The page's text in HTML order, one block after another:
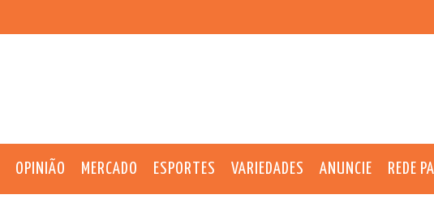
OPINIÃO MERCADO ESPORTES VARIEDADES ANUNCIE REDE